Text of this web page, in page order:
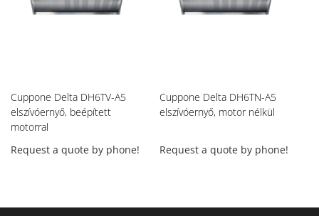
Cuppone Delta DH6TV-A5
elszívóernyő, beépített
motorral
Request a quote by phone!
Cuppone Delta DH6TN-A5
elszívóernyő, motor nélkül
Request a quote by phone!